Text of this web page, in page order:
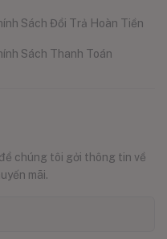
Sách Đổi Trả Hoàn Tiền
Sách Thanh Toán
chúng tôi gởi thông tin về
mãi.